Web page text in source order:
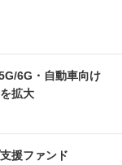
6G・自動車向け
拡大
援ファンド